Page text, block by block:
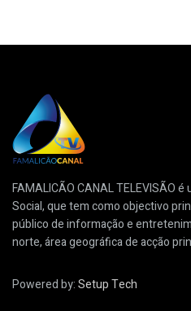
FAMALICÃO CANAL TELEVISÃO
Social, que tem como objectivo
público de informação e
norte, área geográfica de acção
Powered by:Setup Tech